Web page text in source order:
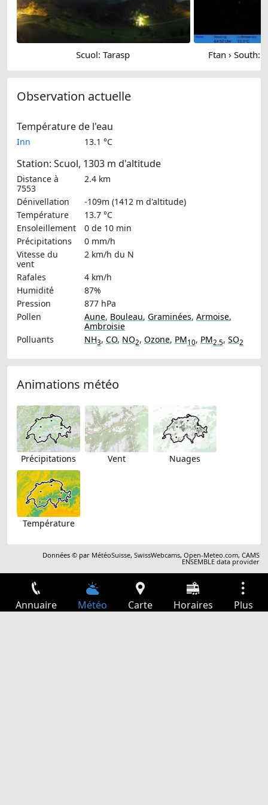
Scuol: Tarasp Ftan › South:
Observation actuelle
Température de l'eau
Inn 13.1 °C
Station: Scuol, 1303 m d'altitude
Distance à
7553
2.4 km
Dénivellation
-109m (1412 m d'altitude)
Température
13.7 °C
Ensoleillement
0 de 10 min
Précipitations
0 mm/h
Vitesse du
vent
2 km/h du N
Rafales
4 km/h
Humidité
87%
Pression
877 hPa
Pollen
Aune, Bouleau, Graminées, Armoise,
Ambroisie
Polluants
NH3, CO, NO2, Ozone, PM10, PM2.5, SO2
Animations météo
Précipitations Vent Nuages
Température
Données © par MétéoSuisse,SwissWebcams,Open-Meteo.com,CAMS
ENSEMBLE data provider
Annuaire Météo Carte Horaires Plus